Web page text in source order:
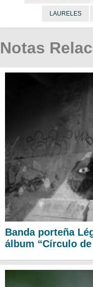
LAURELES
Notas
Banda porteña
álbum “Círculo